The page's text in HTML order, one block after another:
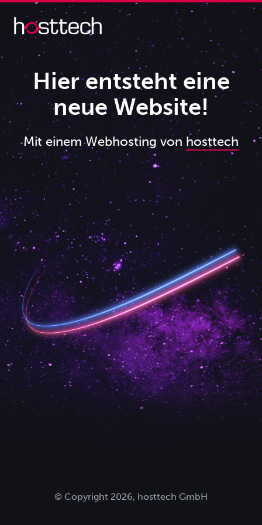
Hier entsteht eine
neue Website!
Mit einem Webhosting von hosttech
© Copyright 2026, hosttech GmbH